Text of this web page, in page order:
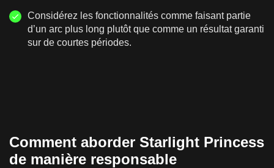
Considérez les fonctionnalités comme faisant partie
d’un arc plus long plutôt que comme un résultat garanti
sur de courtes périodes.
Comment aborder Starlight Princess
de manière responsable